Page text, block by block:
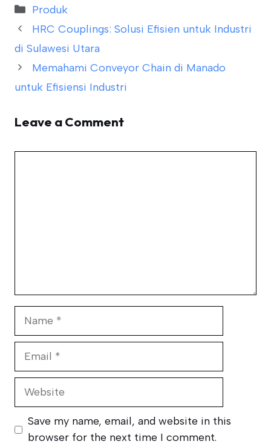
Categories
Produk
HRC Couplings: Solusi Efisien untuk Industri
di Sulawesi Utara
Memahami Conveyor Chain di Manado
untuk Efisiensi Industri
Leave a Comment
Website
Save my name, email, and website in this
browser for the next time I comment.